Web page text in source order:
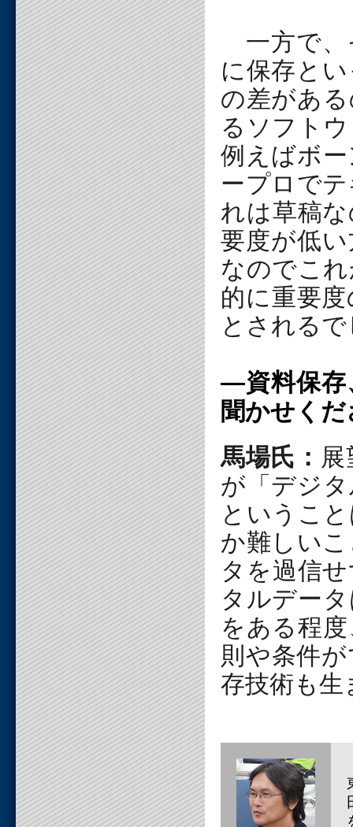
一方で、
に保存と
の差があ
るソフト
例えばボ
ープロで
れは草稿
要度が低
なのでこ
的に重要
とされる
―資料保存
聞かせく
馬場氏：
が「デジ
というこ
か難しい
タを過信
タルデー
をある程
則や条件
存技術も